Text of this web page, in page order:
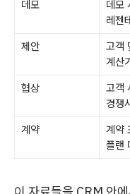
데모
데모
레젠
제안
고객
계산
협상
고객
경쟁
계약
계약
플랜